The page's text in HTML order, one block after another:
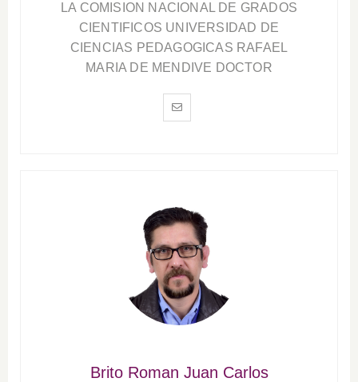
LA COMISION NACIONAL DE GRADOS
CIENTIFICOS UNIVERSIDAD DE
CIENCIAS PEDAGOGICAS RAFAEL
MARIA DE MENDIVE DOCTOR
Brito Roman Juan Carlos